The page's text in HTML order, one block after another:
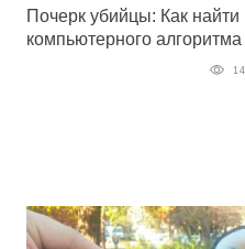
Почерк убийцы: Как
компьютерного алгоритма